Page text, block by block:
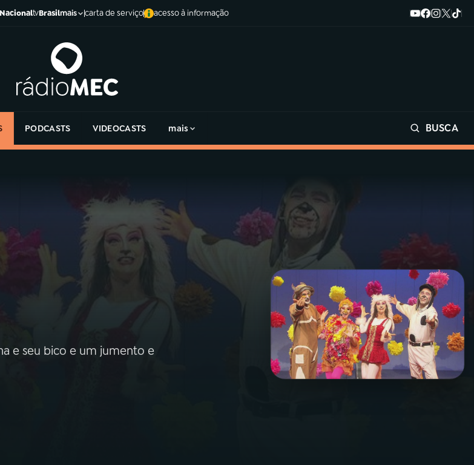
tvBrasilmais carta de serviço acesso à informação
PODCASTS VIDEOCASTS mais BUSCA
e seu bico e um jumento e